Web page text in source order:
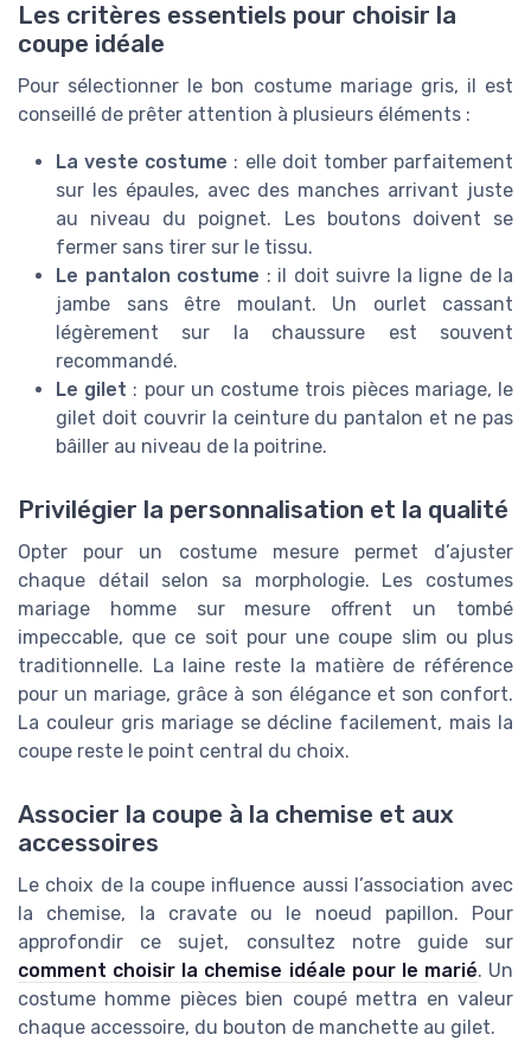
Les critères essentiels pour choisir la
coupe idéale
Pour sélectionner le bon costume mariage gris, il est
conseillé de prêter attention à plusieurs éléments :
La veste costume : elle doit tomber parfaitement
sur les épaules, avec des manches arrivant juste
au niveau du poignet. Les boutons doivent se
fermer sans tirer sur le tissu.
Le pantalon costume : il doit suivre la ligne de la
jambe sans être moulant. Un ourlet cassant
légèrement sur la chaussure est souvent
recommandé.
Le gilet : pour un costume trois pièces mariage, le
gilet doit couvrir la ceinture du pantalon et ne pas
bâiller au niveau de la poitrine.
Privilégier la personnalisation et la qualité
Opter pour un costume mesure permet d’ajuster
chaque détail selon sa morphologie. Les costumes
mariage homme sur mesure offrent un tombé
impeccable, que ce soit pour une coupe slim ou plus
traditionnelle. La laine reste la matière de référence
pour un mariage, grâce à son élégance et son confort.
La couleur gris mariage se décline facilement, mais la
coupe reste le point central du choix.
Associer la coupe à la chemise et aux
accessoires
Le choix de la coupe influence aussi l’association avec
la chemise, la cravate ou le noeud papillon. Pour
approfondir ce sujet, consultez notre guide sur
comment choisir la chemise idéale pour le marié. Un
costume homme pièces bien coupé mettra en valeur
chaque accessoire, du bouton de manchette au gilet.